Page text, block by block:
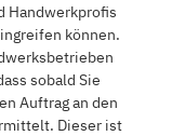
Handwerkprofis
können.
sobald Sie
Auftrag an den
Dieser ist